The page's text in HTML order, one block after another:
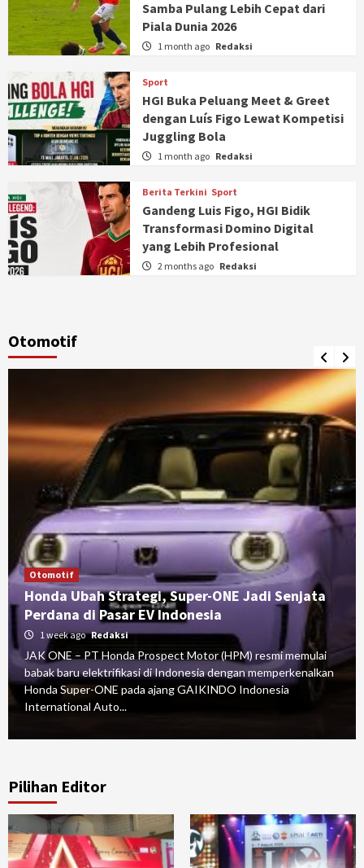
Samba Pulang Lebih Cepat dari
Piala Dunia 2026
1 month ago Redaksi
Sport
HGI Buka Peluang Meet & Greet
dengan Luís Figo Lewat Kompetisi
Juggling Bola
1 month ago Redaksi
Berita Terkini Sport
Gandeng Luis Figo, HGI Bidik
Transformasi Domino Digital
yang Lebih Profesional
2 months ago Redaksi
Otomotif
Otomotif
Honda Ubah Strategi, Super-ONE Jadi Senjata
Perdana di Pasar EV Indonesia
1 week ago Redaksi
JAK ONE – PT Honda Prospect Motor (HPM) resmi memulai
babak baru elektrifikasi di Indonesia dengan memperkenalkan
Honda Super-ONE pada ajang GAIKINDO Indonesia
International Auto...
Pilihan Editor